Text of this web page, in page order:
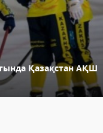
Қазақстан АҚШ